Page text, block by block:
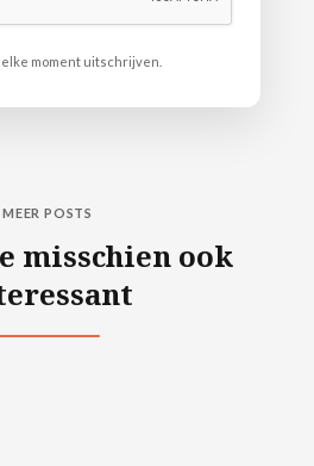
elke moment uitschrijven.
MEER POSTS
misschien ook